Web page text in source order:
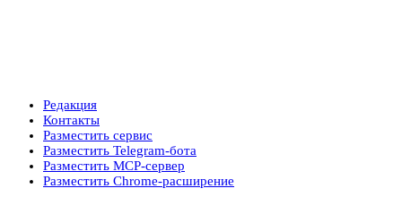
Редакция
Контакты
Разместить сервис
Разместить Telegram-бота
Разместить MCP-сервер
Разместить Chrome-расширение